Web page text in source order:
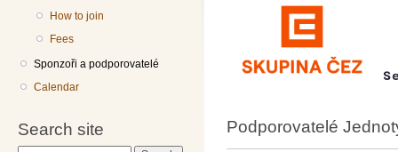
How to join
Fees
Sponzoři a podporovatelé
Calendar
Search site
Podporovatelé